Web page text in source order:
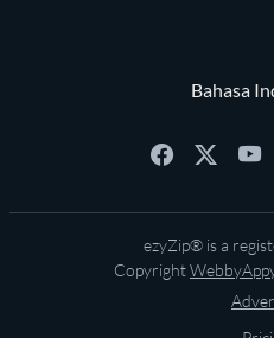
Bahasa
ezyZip® is a
Copyright